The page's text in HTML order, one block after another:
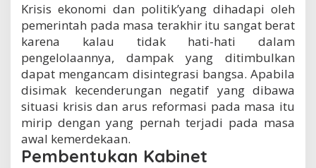
Krisis ekonomi dan politik’yang dihadapi oleh
pemerintah pada masa terakhir itu sangat berat
karena kalau tidak hati-hati dalam
pengelolaannya, dampak yang ditimbulkan
dapat mengancam disintegrasi bangsa. Apabila
disimak kecenderungan negatif yang dibawa
situasi krisis dan arus reformasi pada masa itu
mirip dengan yang pernah terjadi pada masa
awal kemerdekaan.
Pembentukan Kabinet